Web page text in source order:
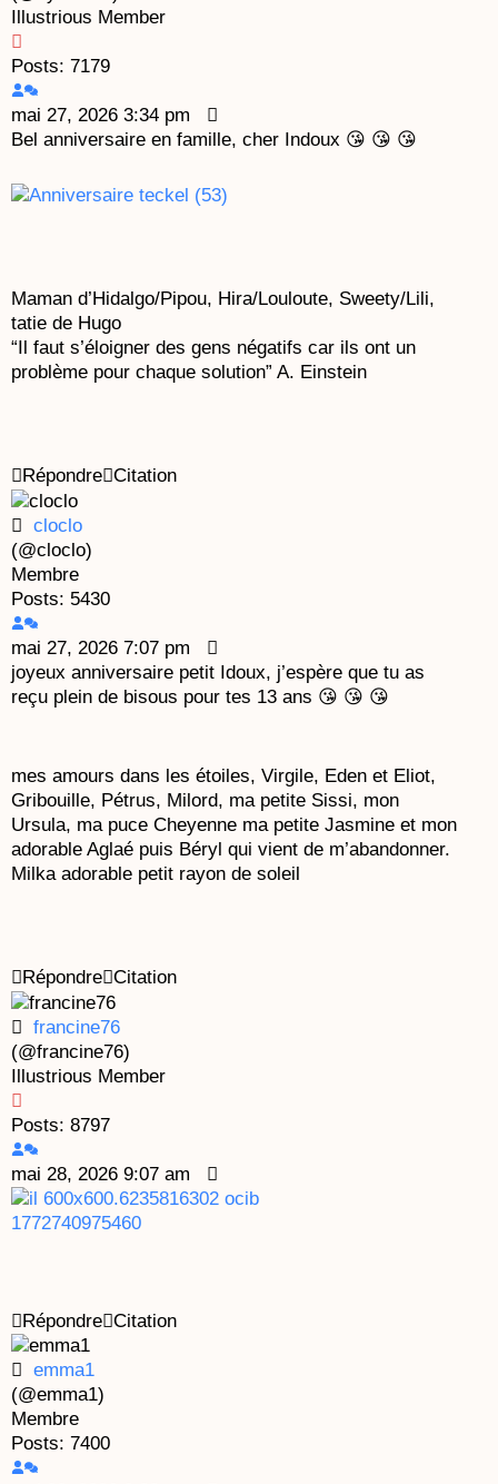
Illustrious Member
Posts: 7179
mai 27, 2026 3:34 pm
Bel anniversaire en famille, cher Indoux 😘 😘 😘
Maman d’Hidalgo/Pipou, Hira/Louloute, Sweety/Lili,
tatie de Hugo
“Il faut s’éloigner des gens négatifs car ils ont un
problème pour chaque solution” A. Einstein
Répondre Citation
cloclo
(@cloclo)
Membre
Posts: 5430
mai 27, 2026 7:07 pm
joyeux anniversaire petit Idoux, j’espère que tu as
reçu plein de bisous pour tes 13 ans 😘 😘 😘
mes amours dans les étoiles, Virgile, Eden et Eliot,
Gribouille, Pétrus, Milord, ma petite Sissi, mon
Ursula, ma puce Cheyenne ma petite Jasmine et mon
adorable Aglaé puis Béryl qui vient de m’abandonner.
Milka adorable petit rayon de soleil
Répondre Citation
francine76
(@francine76)
Illustrious Member
Posts: 8797
mai 28, 2026 9:07 am
Répondre Citation
emma1
(@emma1)
Membre
Posts: 7400